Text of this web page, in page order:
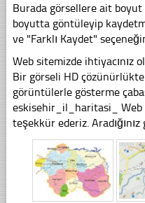
Burada görsellere ait
boyutta göntüleyip
ve "Farklı Kaydet"
Web sitemizde ihtiyacınız
Bir görseli HD
görüntülerle gösterme
eskisehir_il_haritasi_
teşekkür ederiz.